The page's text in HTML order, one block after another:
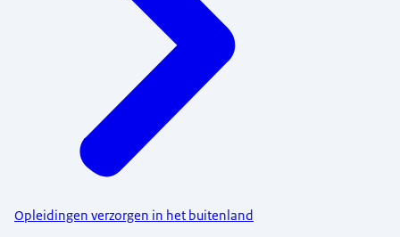
Opleidingen verzorgen in het buitenland